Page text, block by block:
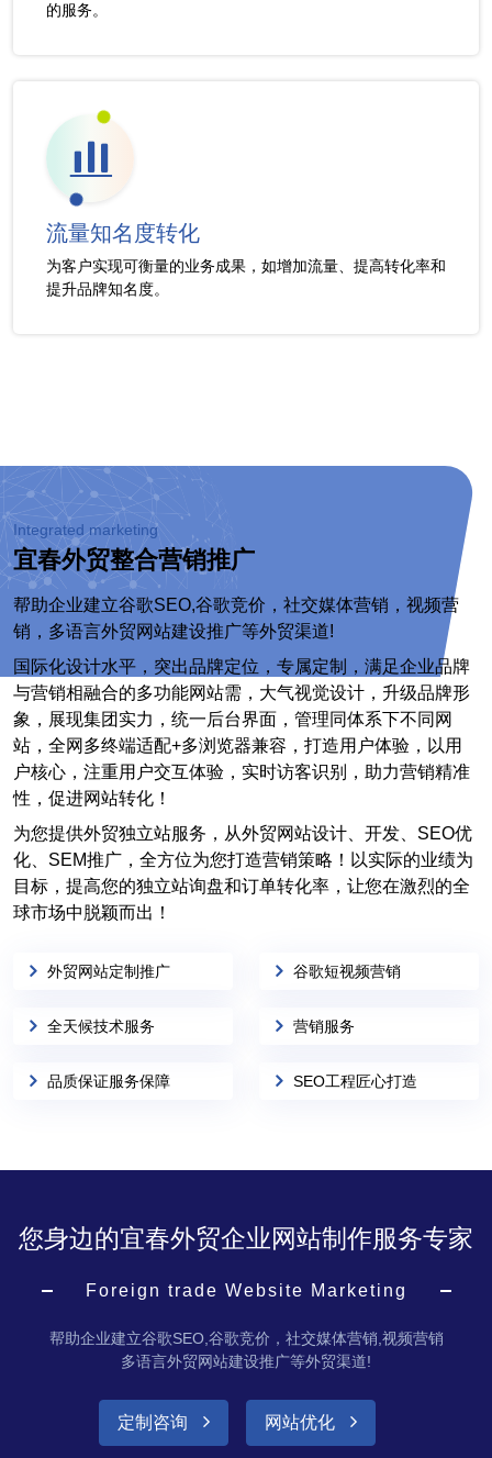
的服务。
流量知名度转化
为客户实现可衡量的业务成果，如增加流量、提高转化率和
提升品牌知名度。
Integrated marketing
宜春外贸整合营销推广
帮助企业建立谷歌SEO,谷歌竞价，社交媒体营销，视频营
销，多语言外贸网站建设推广等外贸渠道!
国际化设计水平，突出品牌定位，专属定制，满足企业品牌
与营销相融合的多功能网站需，大气视觉设计，升级品牌形
象，展现集团实力，统一后台界面，管理同体系下不同网
站，全网多终端适配+多浏览器兼容，打造用户体验，以用
户核心，注重用户交互体验，实时访客识别，助力营销精准
性，促进网站转化！
为您提供外贸独立站服务，从外贸网站设计、开发、SEO优
化、SEM推广，全方位为您打造营销策略！以实际的业绩为
目标，提高您的独立站询盘和订单转化率，让您在激烈的全
球市场中脱颖而出！
外贸网站定制推广 谷歌短视频营销
全天候技术服务 营销服务
品质保证服务保障 SEO工程匠心打造
您身边的宜春外贸企业网站制作服务专家
Foreign trade Website Marketing
帮助企业建立谷歌SEO,谷歌竞价，社交媒体营销,视频营销
多语言外贸网站建设推广等外贸渠道!
定制咨询 网站优化